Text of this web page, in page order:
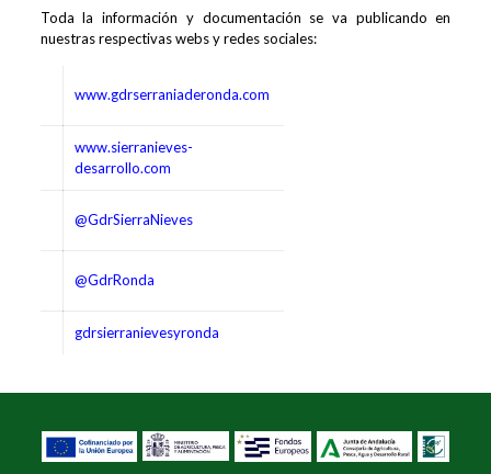
Toda la información y documentación se va publicando en
nuestras respectivas webs y redes sociales:
www.gdrserraniaderonda.com
www.sierranieves-
desarrollo.com
@GdrSierraNieves
@GdrRonda
gdrsierranievesyronda